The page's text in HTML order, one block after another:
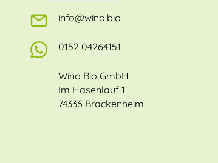
info@wino.bio
0152 04264151
Wino Bio GmbH
Im Hasenlauf 1
74336 Brackenheim